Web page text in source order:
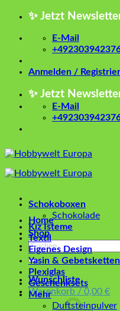
Zum
springen
✨ Jetzt
E-Mail
Anmelden /
✨ Jetzt
E-Mail
Home
Shop
Suchen
nach:
Wunschliste
Warenkorb / 0,00 €
Schokoboxen
Schokolade
Kız İsteme
Textil
Eigenes Design
Yasin & Gebetsketten
Plexiglas
Geschenksets
Mehr
Duftsteinpulver